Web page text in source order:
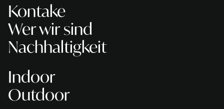
Kontake
Wer wir sind
Nachhaltigkeit
Indoor
Outdoor